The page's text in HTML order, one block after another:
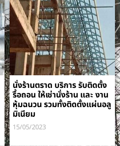
นั่งร้านตราด บริการ รับติดตั้ง
รื้อถอน ให้เช่านั่งร้าน และ งาน
หุ้มฉนวน รวมทั้งติดตั้งแผ่นอลู
มิเนียม
15/05/2023